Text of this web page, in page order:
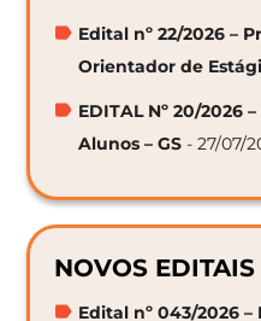
Edital nº 22/2026 –
Orientador de
EDITAL Nº 20/2026
Alunos – GS - 27/07/
NOVOS EDITAIS
Edital nº 043/2026 –